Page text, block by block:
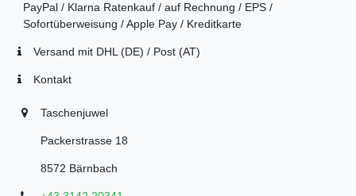
PayPal / Klarna Ratenkauf / auf Rechnung / EPS /
Sofortüberweisung / Apple Pay / Kreditkarte
Versand mit DHL (DE) / Post (AT)
Kontakt
Taschenjuwel
Packerstrasse 18
8572 Bärnbach